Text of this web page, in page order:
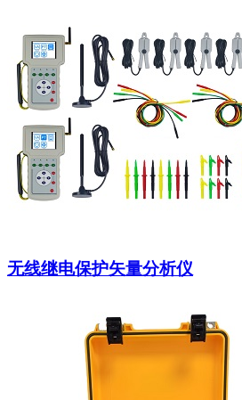
无线继电保护矢量分析仪